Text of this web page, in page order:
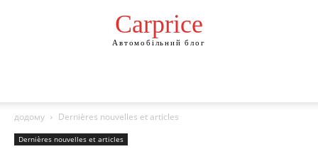
Сarprice
Автомобільний блог
додому Dernières nouvelles et articles
Dernières nouvelles et articles